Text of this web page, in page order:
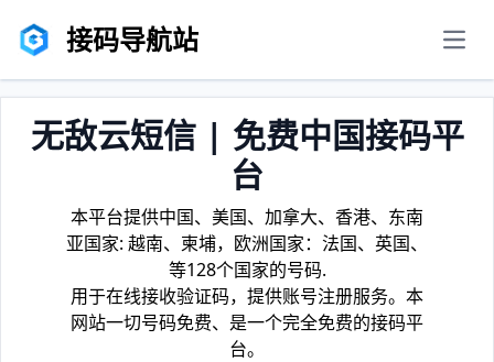
接码导航站
无敌云短信 | 免费中国接码平
台
本平台提供中国、美国、加拿大、香港、东南
亚国家: 越南、柬埔，欧洲国家：法国、英国、
等128个国家的号码.
用于在线接收验证码，提供账号注册服务。本
网站一切号码免费、是一个完全免费的接码平
台。